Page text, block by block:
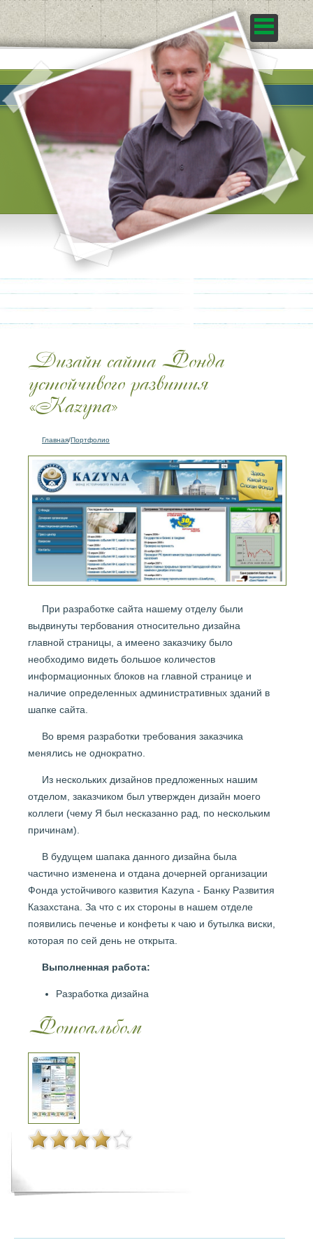
Дизайн сайта Фонда
устойчивого развития
«Kazyna»
Главная/Портфолио
При разработке сайта нашему отделу были
выдвинуты тербования относительно дизайна
главной страницы, а имеено заказчику было
необходимо видеть большое количестов
информационных блоков на главной странице и
наличие определенных административных зданий в
шапке сайта.
Во время разработки требования заказчика
менялись не однократно.
Из нескольких дизайнов предложенных нашим
отделом, заказчиком был утвержден дизайн моего
коллеги (чему Я был несказанно рад, по нескольким
причинам).
В будущем шапака данного дизайна была
частично изменена и отдана дочерней организации
Фонда устойчивого казвития Kazyna - Банку Развития
Казахстана. За что с их стороны в нашем отделе
появились печенье и конфеты к чаю и бутылка виски,
которая по сей день не открыта.
Выполненная работа:
Разработка дизайна
Фотоальбом